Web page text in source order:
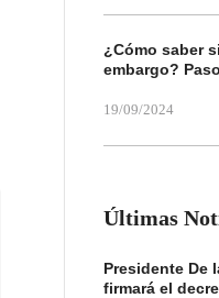
¿Cómo saber
embargo?
19/09/2024
Últimas
Presidente De
firmará el